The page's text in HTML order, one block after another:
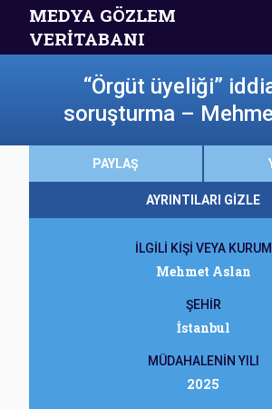
MEDYA GÖZLEM
VERİTABANI
“Örgüt üyeliği”
soruşturma –
PAYLAŞ
AYRINTILARI GİZLE
İLGİLİ KİŞİ VEYA KURUM
Mehmet Aslan
ŞEHİR
İstanbul
MÜDAHALENİN YILI
2025